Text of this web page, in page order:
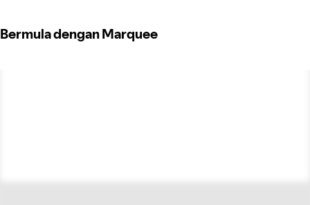
Bermula dengan Marquee